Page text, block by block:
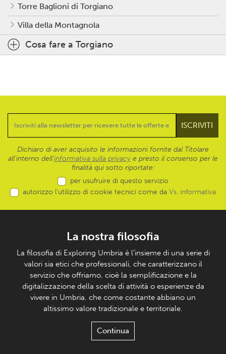
Torre Baglioni di Torgiano
Villa della Montagnola
Cosa fare a Torgiano
Dichiaro di aver acquisito le informazioni fornite dal Titolare
all’interno dell'informativa sulla privacy e presto il consenso per le
finalità qui sotto riportate:
per usufruire di questo servizio
autorizzo l’utilizzo di cookie tecnici come da Vs. informativa
La nostra filosofia
La filosofia di Exploring Umbria è l’insieme di una serie di
valori sia etici che professionali, che caratterizzano il
servizio che offriamo, cioè la semplificazione e la
digitalizzazione della scelta di attività o esperienze da
vivere in Umbria, che come costante abbiano un
altissimo valore tradizionale e territoriale.
Continua